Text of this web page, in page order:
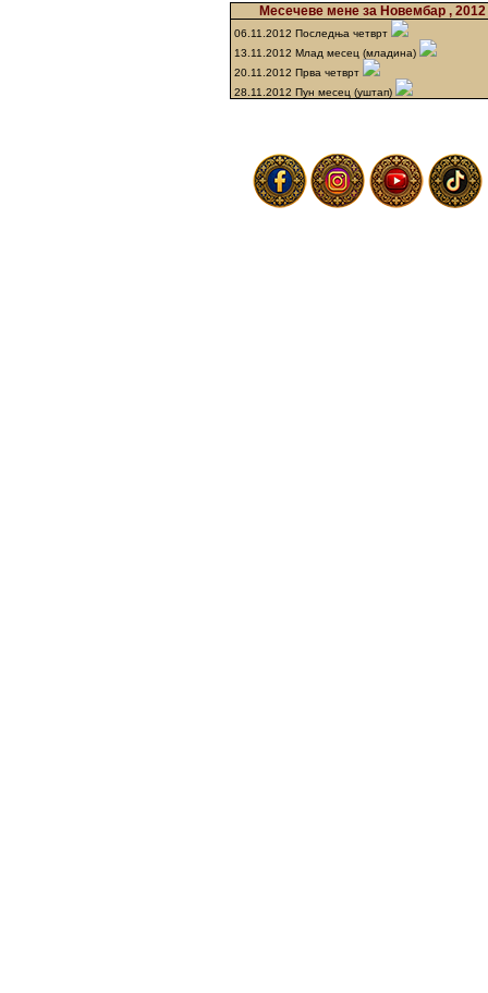
Месечеве мене за Новембар , 2012
06.11.2012 Последња четврт
13.11.2012 Млад месец (младина)
20.11.2012 Прва четврт
28.11.2012 Пун месец (уштап)